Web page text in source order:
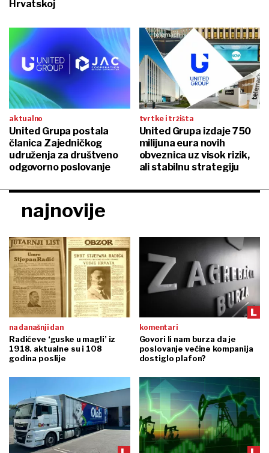
Hrvatskoj
aktualno
United Grupa postala
članica Zajedničkog
udruženja za društveno
odgovorno poslovanje
tvrtke i tržišta
United Grupa izdaje 750
milijuna eura novih
obveznica uz visok rizik,
ali stabilnu strategiju
najnovije
na današnji dan
Radićeve ‘guske u magli’ iz
1918. aktualne su i 108
godina poslije
komentari
Govori li nam burza da je
poslovanje većine kompanija
dostiglo plafon?